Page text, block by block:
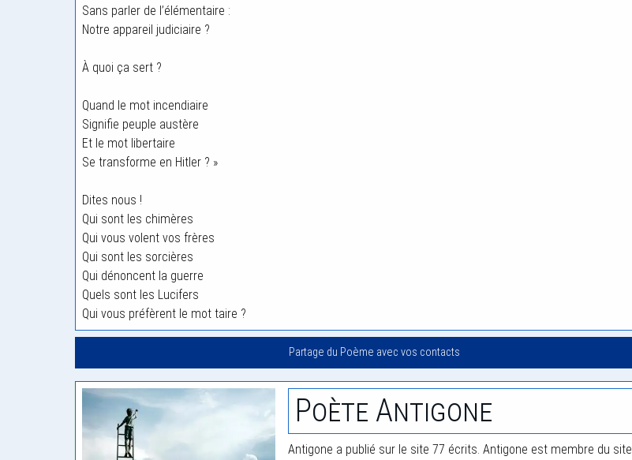
Sans parler de l’élémentaire :
Notre appareil judiciaire ?
À quoi ça sert ?
Quand le mot incendiaire
Signifie peuple austère
Et le mot libertaire
Se transforme en Hitler ? »
Dites nous !
Qui sont les chimères
Qui vous volent vos frères
Qui sont les sorcières
Qui dénoncent la guerre
Quels sont les Lucifers
Qui vous préfèrent le mot taire ?
Partage du Poème avec vos contacts
Poète Antigone
Antigone a publié sur le site 77 écrits. Antigone est membre du site